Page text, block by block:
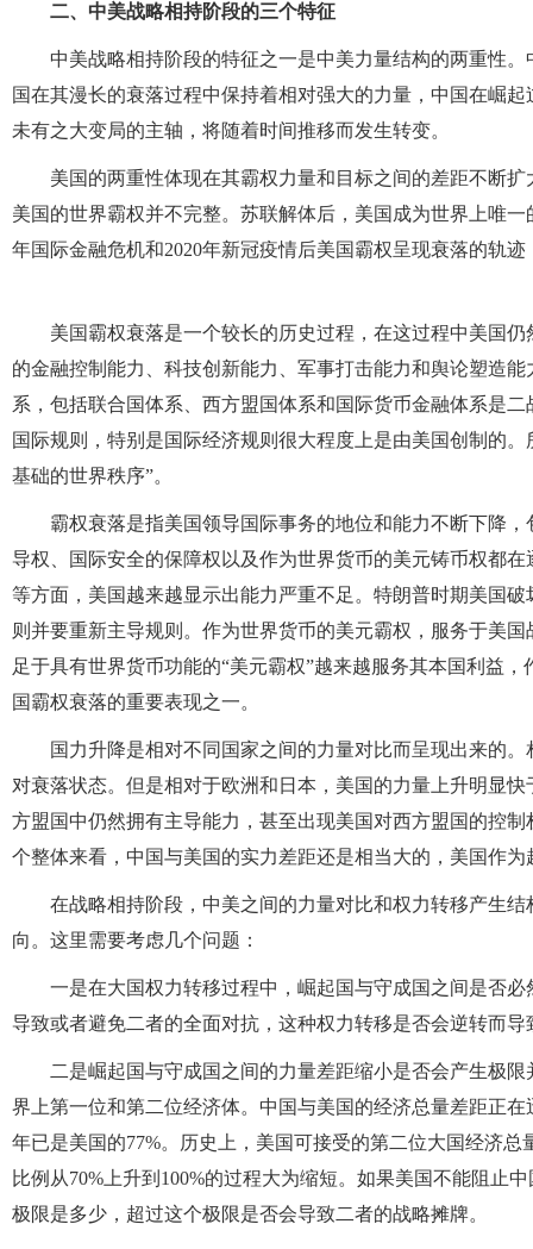
二、中美战略相持阶段的三个特征
中美战略相持阶段的特征之一是中美力量结构的两重性
国在其漫长的衰落过程中保持着相对强大的力量，中国在崛
未有之大变局的主轴，将随着时间推移而发生转变。
美国的两重性体现在其霸权力量和目标之间的差距不断
美国的世界霸权并不完整。苏联解体后，美国成为世界上唯
年国际金融危机和2020年新冠疫情后美国霸权呈现衰落的
美国霸权衰落是一个较长的历史过程，在这过程中美国
的金融控制能力、科技创新能力、军事打击能力和舆论塑造
系，包括联合国体系、西方盟国体系和国际货币金融体系是
国际规则，特别是国际经济规则很大程度上是由美国创制的
基础的世界秩序”。
霸权衰落是指美国领导国际事务的地位和能力不断下降
导权、国际安全的保障权以及作为世界货币的美元铸币权都
等方面，美国越来越显示出能力严重不足。特朗普时期美国
则并要重新主导规则。作为世界货币的美元霸权，服务于美
足于具有世界货币功能的“美元霸权”越来越服务其本国利益
国霸权衰落的重要表现之一。
国力升降是相对不同国家之间的力量对比而呈现出来的
对衰落状态。但是相对于欧洲和日本，美国的力量上升明显
方盟国中仍然拥有主导能力，甚至出现美国对西方盟国的控
个整体来看，中国与美国的实力差距还是相当大的，美国作
在战略相持阶段，中美之间的力量对比和权力转移产生
向。这里需要考虑几个问题：
一是在大国权力转移过程中，崛起国与守成国之间是否
导致或者避免二者的全面对抗，这种权力转移是否会逆转而
二是崛起国与守成国之间的力量差距缩小是否会产生极
界上第一位和第二位经济体。中国与美国的经济总量差距正
年已是美国的77%。历史上，美国可接受的第二位大国经济
比例从70%上升到100%的过程大为缩短。如果美国不能阻止
极限是多少，超过这个极限是否会导致二者的战略摊牌。